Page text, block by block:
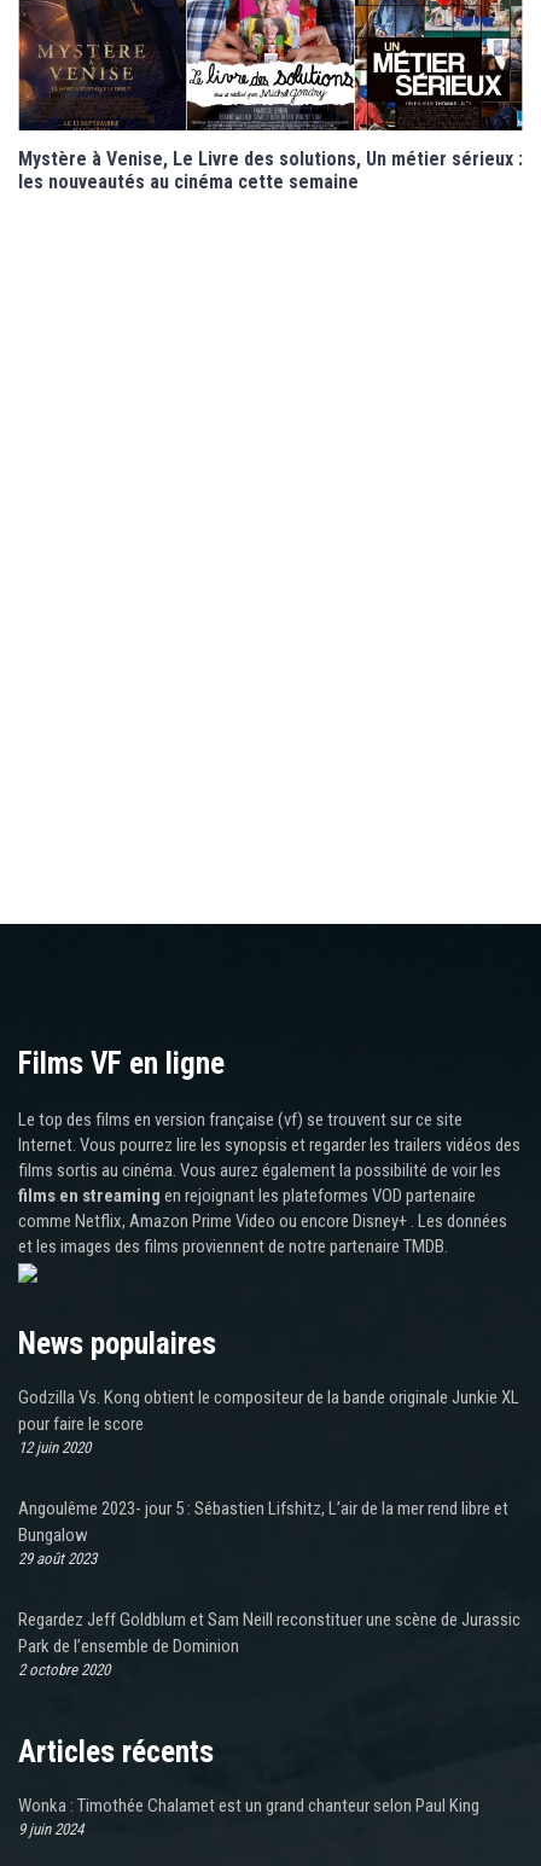
Mystère à Venise, Le Livre des solutions, Un métier sérieux :
les nouveautés au cinéma cette semaine
Films VF en ligne
Le top des films en version française (vf) se trouvent sur ce site
Internet. Vous pourrez lire les synopsis et regarder les trailers vidéos des
films sortis au cinéma. Vous aurez également la possibilité de voir les
films en streaming en rejoignant les plateformes VOD partenaire
comme Netflix, Amazon Prime Video ou encore Disney+ . Les données
et les images des films proviennent de notre partenaire TMDB.
News populaires
Godzilla Vs. Kong obtient le compositeur de la bande originale Junkie XL
pour faire le score
12 juin 2020
Angoulême 2023- jour 5 : Sébastien Lifshitz, L’air de la mer rend libre et
Bungalow
29 août 2023
Regardez Jeff Goldblum et Sam Neill reconstituer une scène de Jurassic
Park de l’ensemble de Dominion
2 octobre 2020
Articles récents
Wonka : Timothée Chalamet est un grand chanteur selon Paul King
9 juin 2024